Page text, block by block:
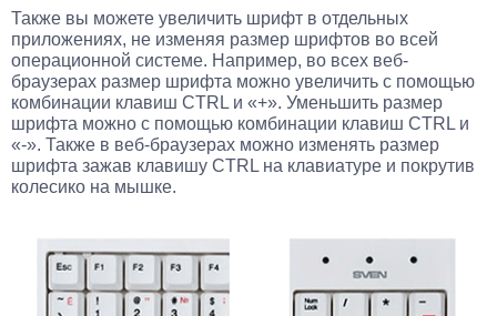
Также вы можете увеличить шрифт в отдельных
приложениях, не изменяя размер шрифтов во всей
операционной системе. Например, во всех веб-
браузерах размер шрифта можно увеличить с помощью
комбинации клавиш CTRL и «+». Уменьшить размер
шрифта можно с помощью комбинации клавиш CTRL и
«-». Также в веб-браузерах можно изменять размер
шрифта зажав клавишу CTRL на клавиатуре и покрутив
колесико на мышке.